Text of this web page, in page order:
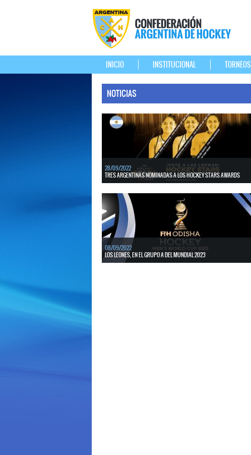
INICIO INSTITUCIONAL TORNEOS
NOTICIAS
28/09/2022
TRES ARGENTINAS NOMINADAS A LOS HOCKEY STARS AWARDS
nominadas a los premios “Hockey Stars Awards” organizad...
LEER MÁS
08/09/2022
LOS LEONES, EN EL GRUPO A DEL MUNDIAL 2023